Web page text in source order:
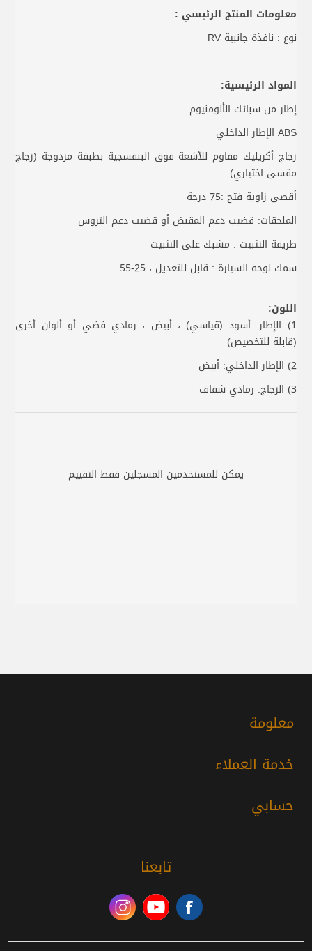
معلومات المنتج الرئيسي :
نوع : نافذة جانبية RV
المواد الرئيسية:
إطار من سبائك الألومنيوم
ABS الإطار الداخلي
زجاج أكريليك مقاوم للأشعة فوق البنفسجية بطبقة مزدوجة (زجاج
مقسى اختياري)
أقصى زاوية فتح :75 درجة
الملحقات: قضيب دعم المقبض أو قضيب دعم التروس
طريقة التثبيت : مشبك على التثبيت
سمك لوحة السيارة : قابل للتعديل ، 25-55
اللون:
1) الإطار: أسود (قياسي) ، أبيض ، رمادي فضي أو ألوان أخرى
(قابلة للتخصيص)
2) الإطار الداخلي: أبيض
3) الزجاج: رمادي شفاف
يمكن للمستخدمين المسجلين فقط التقييم
معلومة
خدمة العملاء
حسابي
تابعنا